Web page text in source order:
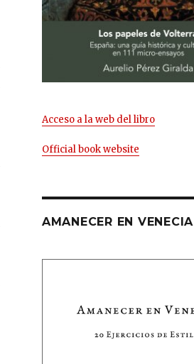
Acceso a la web del libro
Official book website
AMANECER EN VENECIA